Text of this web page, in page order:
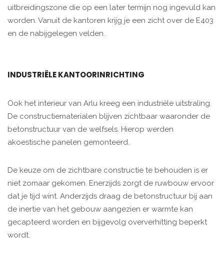
uitbreidingszone die op een later termijn nog ingevuld kan
worden. Vanuit de kantoren krijg je een zicht over de E403
en de nabijgelegen velden.
INDUSTRIËLE KANTOORINRICHTING
Ook het interieur van Arlu kreeg een industriële uitstraling.
De constructiematerialen blijven zichtbaar waaronder de
betonstructuur van de welfsels. Hierop werden
akoestische panelen gemonteerd.
De keuze om de zichtbare constructie te behouden is er
niet zomaar gekomen. Enerzijds zorgt de ruwbouw ervoor
dat je tijd wint. Anderzijds draag de betonstructuur bij aan
de inertie van het gebouw aangezien er warmte kan
gecapteerd worden en bijgevolg oververhitting beperkt
wordt.